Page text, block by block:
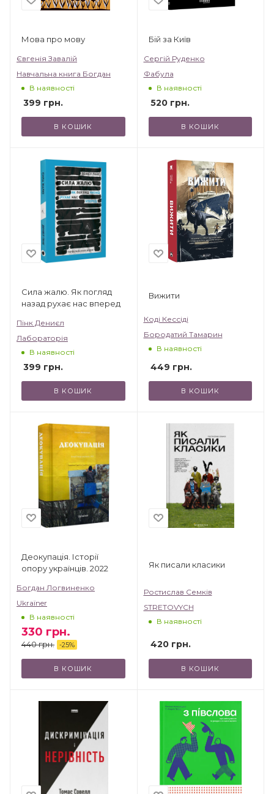
Мова про мову
Євгенія Завалій
Навчальна книга Богдан
В наявності
399 грн.
В КОШИК
Бій за Київ
Сергій Руденко
Фабула
В наявності
520грн.
В КОШИК
Сила жалю. Як погляд
назад рухає нас вперед
Пінк Дениєл
Лабораторія
В наявності
399 грн.
В КОШИК
Вижити
Коді Кессіді
Бородатий Тамарин
В наявності
449 грн.
В КОШИК
Деокупація. Історії
опору українців. 2022
Богдан Логвиненко
Ukraїner
В наявності
330 грн.
440грн. -25%
В КОШИК
Як писали класики
Ростислав Семків
STRETOVYCH
В наявності
420грн.
В КОШИК